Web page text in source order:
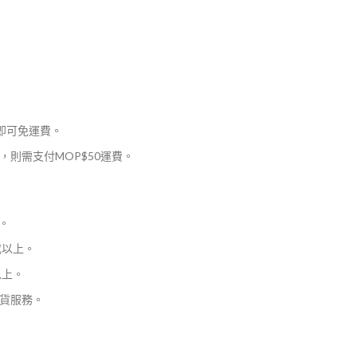
免運費。
則需支付MOP$50運費。
上。
。
服務。